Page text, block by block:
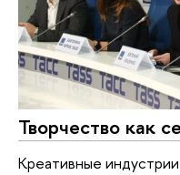
Творчество как
Креативные